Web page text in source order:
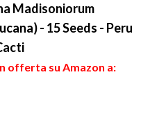
Madisoniorum
- 15 Seeds - Peru
offerta su Amazon a: